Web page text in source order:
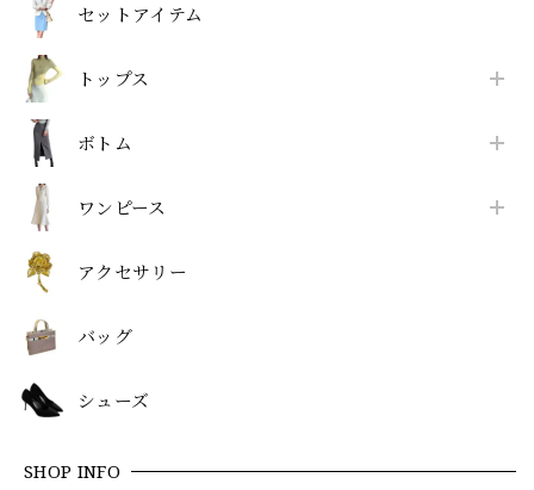
セットアイテム
トップス
ボトム
ワンピース
アクセサリー
バッグ
シューズ
SHOP INFO